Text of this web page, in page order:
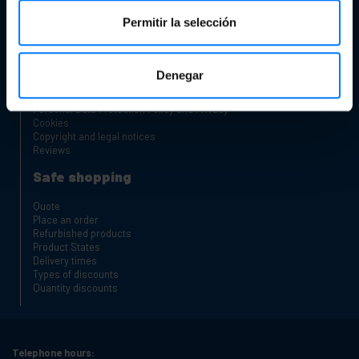
Permitir la selección
Denegar
Charging carts for laptops and tablets
Our team
Personal Data Protection Policy and Privacy
Cookies
Copyright and legal notices
Reviews
Safe shopping
Quote
Place an order
Refurbished products
Product States
Delivery times
Types of discounts
Quantity discounts
Telephone hours: